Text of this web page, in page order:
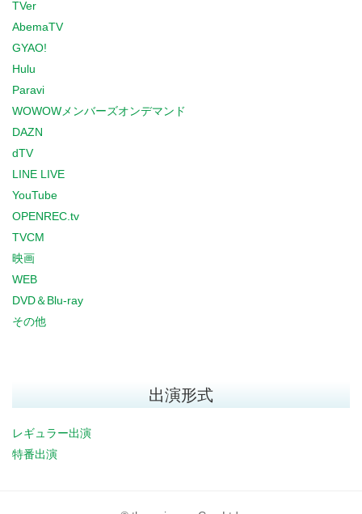
TVer
AbemaTV
GYAO!
Hulu
Paravi
WOWOWメンバーズオンデマンド
DAZN
dTV
LINE LIVE
YouTube
OPENREC.tv
TVCM
映画
WEB
DVD＆Blu-ray
その他
出演形式
レギュラー出演
特番出演